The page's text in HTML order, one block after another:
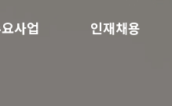
사업 인재채용